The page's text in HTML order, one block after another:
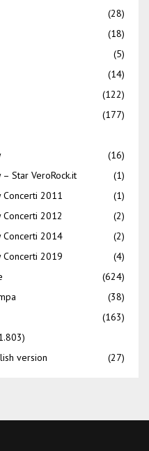
(28)
(18)
(5)
(14)
(122)
(177)
(16)
Star VeroRock.it
(1)
Concerti 2011
(1)
2012
(2)
Concerti 2014
(2)
Concerti 2019
(4)
(624)
(38)
(163)
version
(27)